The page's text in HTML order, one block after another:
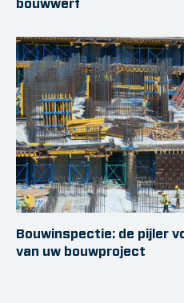
Bouwinspectie: de pijler
van uw bouwproject